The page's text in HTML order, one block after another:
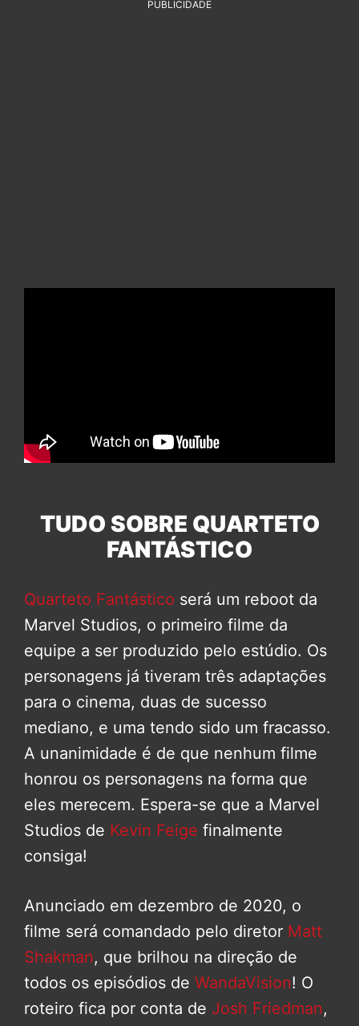
PUBLICIDADE
TUDO SOBRE QUARTETO
FANTÁSTICO
Quarteto Fantástico será um reboot da
Marvel Studios, o primeiro filme da
equipe a ser produzido pelo estúdio. Os
personagens já tiveram três adaptações
para o cinema, duas de sucesso
mediano, e uma tendo sido um fracasso.
A unanimidade é de que nenhum filme
honrou os personagens na forma que
eles merecem. Espera-se que a Marvel
Studios de Kevin Feige finalmente
consiga!
Anunciado em dezembro de 2020, o
filme será comandado pelo diretor Matt
Shakman, que brilhou na direção de
todos os episódios de WandaVision! O
roteiro fica por conta de Josh Friedman,